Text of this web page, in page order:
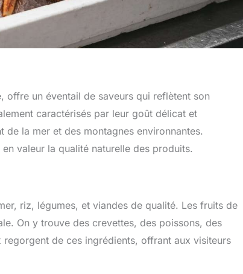
un éventail de saveurs qui reflètent son
caractérisés par leur goût délicat et
de la mer et des montagnes environnantes.
valeur la qualité naturelle des produits.
riz, légumes, et viandes de qualité. Les fruits de
On y trouve des crevettes, des poissons, des
de ces ingrédients, offrant aux visiteurs